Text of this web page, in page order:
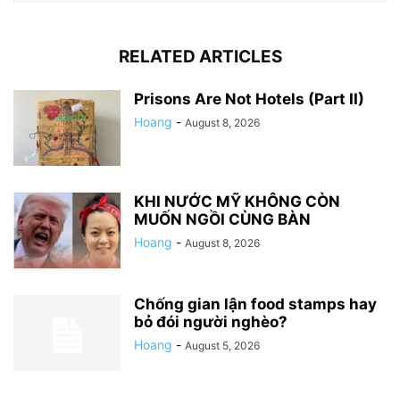
RELATED ARTICLES
Prisons Are Not Hotels (Part II)
Hoang - August 8, 2026
KHI NƯỚC MỸ KHÔNG CÒN
MUỐN NGỒI CÙNG BÀN
Hoang - August 8, 2026
Chống gian lận food stamps hay
bỏ đói người nghèo?
Hoang - August 5, 2026